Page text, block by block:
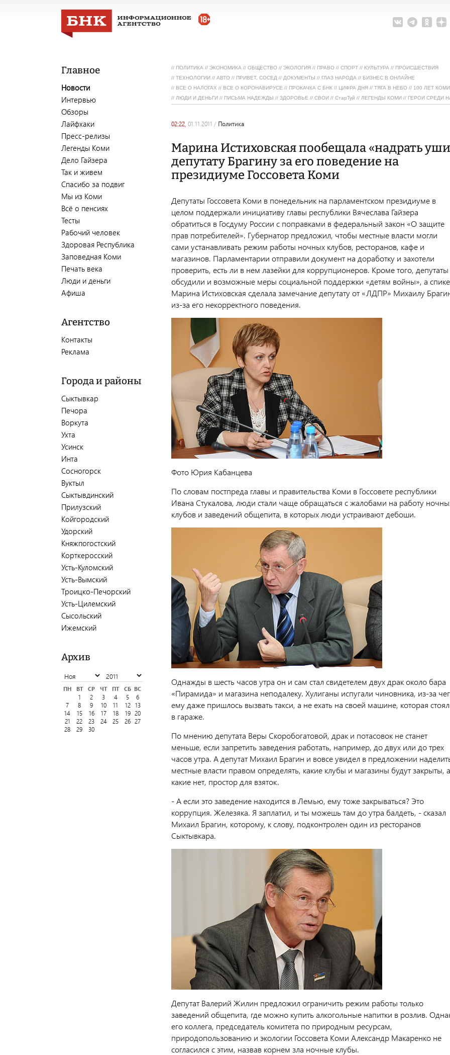
Главное
Новости
Интервью
Обзоры
Лайфхаки
Пресс-релизы
Легенды Коми
Дело Гайзера
Так и живем
Спасибо за подвиг
Мы из Коми
Всё о пенсиях
Тесты
Рабочий человек
Здоровая Республика
Заповедная Коми
Печать века
Люди и деньги
Афиша
Агентство
Контакты
Реклама
Города и районы
Сыктывкар
Печора
Воркута
Ухта
Усинск
Инта
Сосногорск
Вуктыл
Сыктывдинский
Прилузский
Койгородский
Удорский
Княжпогостский
Корткеросский
Усть-Куломский
Усть-Вымский
Троицко-Печорский
Усть-Цилемский
Сысольский
Ижемский
Архив
ПН ВТ СР ЧТ ПТ СБ ВС
1
2 3 4 5
6
7
8 9 10 11 12
13
14
15 16 17 18 19 20
21
22 23 24 25 26 27
28
29 30
// ПОЛИТИКА // ЭКОНОМИКА // ОБЩЕСТВО // ЭКОЛОГИЯ // ПРАВО // СПОРТ // КУЛЬТУРА // ПРОИСШЕСТВИЯ
// ТЕХНОЛОГИИ // АВТО // ПРИВЕТ, СОСЕД // ДОКУМЕНТЫ // ГЛАЗ НАРОДА // БИЗНЕС В ОНЛАЙНЕ
// ВСЕ О НАЛОГАХ // ВСЕ О КОРОНАВИРУСЕ // ПРОКАЧКА С БНК // ЦИФРА ДНЯ // ТЯГА В НЕБО // 100 ЛЕТ КОМИ
// ЛЮДИ И ДЕНЬГИ // ПИСЬМА НАДЕЖДЫ // ЗДОРОВЬЕ // СВОИ // СтарТуй // ЛЕГЕНДЫ КОМИ // ГЕРОИ СРЕДИ
02:22, 01.11.2011 / политика
Марина Истиховская пообещала «надрать
депутату Брагину за его поведение на
президиуме Госсовета Коми
Депутаты Госсовета Коми в понедельник на парламентском президиуме в
целом поддержали инициативу главы республики Вячеслава Гайзера
обратиться в Госдуму России с поправками в федеральный закон «О защите
прав потребителей». Губернатор предложил, чтобы местные власти могли
сами устанавливать режим работы ночных клубов, ресторанов, кафе и
магазинов. Парламентарии отправили документ на доработку и захотели
проверить, есть ли в нем лазейки для коррупционеров. Кроме того, депутаты
обсудили и возможные меры социальной поддержки «детям войны», а
Марина Истиховская сделала замечание депутату от «ЛДПР» Михаилу
из-за его некорректного поведения.
Фото Юрия Кабанцева
По словам постпреда главы и правительства Коми в Госсовете республики
Ивана Стукалова, люди стали чаще обращаться с жалобами на работу
клубов и заведений общепита, в которых люди устраивают дебоши.
Однажды в шесть часов утра он и сам стал свидетелем двух драк около бара
«Пирамида» и магазина неподалеку. Хулиганы испугали чиновника, из-за
ему даже пришлось вызвать такси, а не ехать на своей машине, которая
в гараже.
По мнению депутата Веры Скоробогатовой, драк и потасовок не станет
меньше, если запретить заведения работать, например, до двух или до трех
часов утра. А депутат Михаил Брагин и вовсе увидел в предложении
местные власти правом определять, какие клубы и магазины будут закрыты, а
какие нет, простор для взяток.
- А если это заведение находится в Лемью, ему тоже закрываться? Это
коррупция. Железяка. Я заплатил, и ты можешь там до утра балдеть, - сказал
Михаил Брагин, которому, к слову, подконтролен один из ресторанов
Сыктывкара.
Депутат Валерий Жилин предложил ограничить режим работы только
заведений общепита, где можно купить алкогольные напитки в розлив.
его коллега, председатель комитета по природным ресурсам,
природопользованию и экологии Госсовета Коми Александр Макаренко не
согласился с этим, назвав корнем зла ночные клубы.